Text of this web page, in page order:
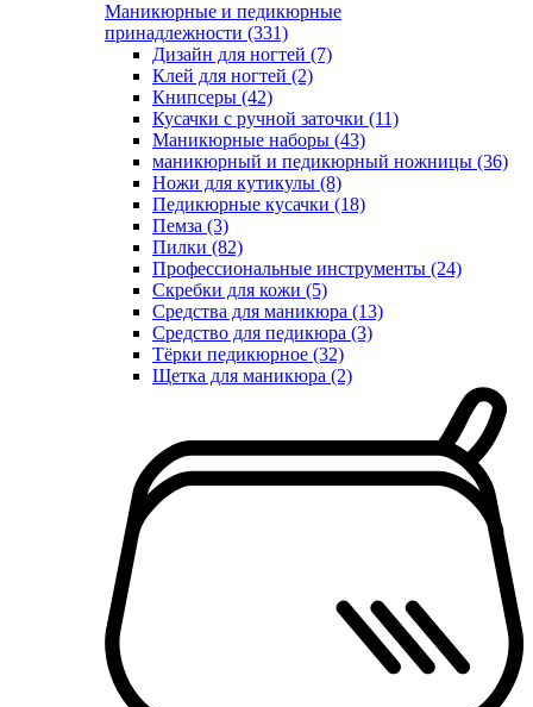
Маникюрные и педикюрные
принадлежности (331)
Дизайн для ногтей (7)
Клей для ногтей (2)
Книпсеры (42)
Кусачки с ручной заточки (11)
Маникюрные наборы (43)
маникюрный и педикюрный ножницы (36)
Ножи для кутикулы (8)
Педикюрные кусачки (18)
Пемза (3)
Пилки (82)
Профессиональные инструменты (24)
Скребки для кожи (5)
Средства для маникюра (13)
Средство для педикюра (3)
Тёрки педикюрное (32)
Щетка для маникюра (2)